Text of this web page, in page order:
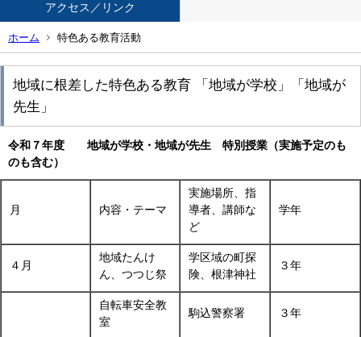
アクセス／リンク
ホーム 特色ある教育活動
地域に根差した特色ある教育 「地域が学校」「地域が
先生」
令和７年度 地域が学校・地域が先生 特別授業（実施予定のも
のも含む）
月 内容・テーマ
実施場所、指
導者、講師な
ど
学年
４月
地域たんけ
ん、つつじ祭
学区域の町探
険、根津神社
３年
自転車安全教
室
駒込警察署 ３年